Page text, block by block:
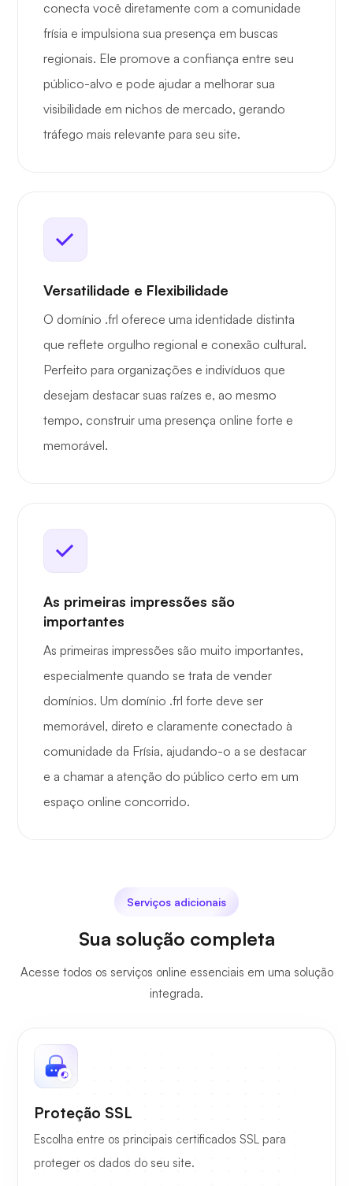
conecta você diretamente com a comunidade
frísia e impulsiona sua presença em buscas
regionais. Ele promove a confiança entre seu
público-alvo e pode ajudar a melhorar sua
visibilidade em nichos de mercado, gerando
tráfego mais relevante para seu site.
Versatilidade e Flexibilidade
O domínio .frl oferece uma identidade distinta
que reflete orgulho regional e conexão cultural.
Perfeito para organizações e indivíduos que
desejam destacar suas raízes e, ao mesmo
tempo, construir uma presença online forte e
memorável.
As primeiras impressões são
importantes
As primeiras impressões são muito importantes,
especialmente quando se trata de vender
domínios. Um domínio .frl forte deve ser
memorável, direto e claramente conectado à
comunidade da Frísia, ajudando-o a se destacar
e a chamar a atenção do público certo em um
espaço online concorrido.
Serviços adicionais
Sua solução completa
Acesse todos os serviços online essenciais em uma solução
integrada.
Proteção SSL
Escolha entre os principais certificados SSL para
proteger os dados do seu site.